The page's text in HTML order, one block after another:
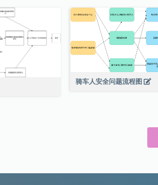
骑车人安全问题流程图